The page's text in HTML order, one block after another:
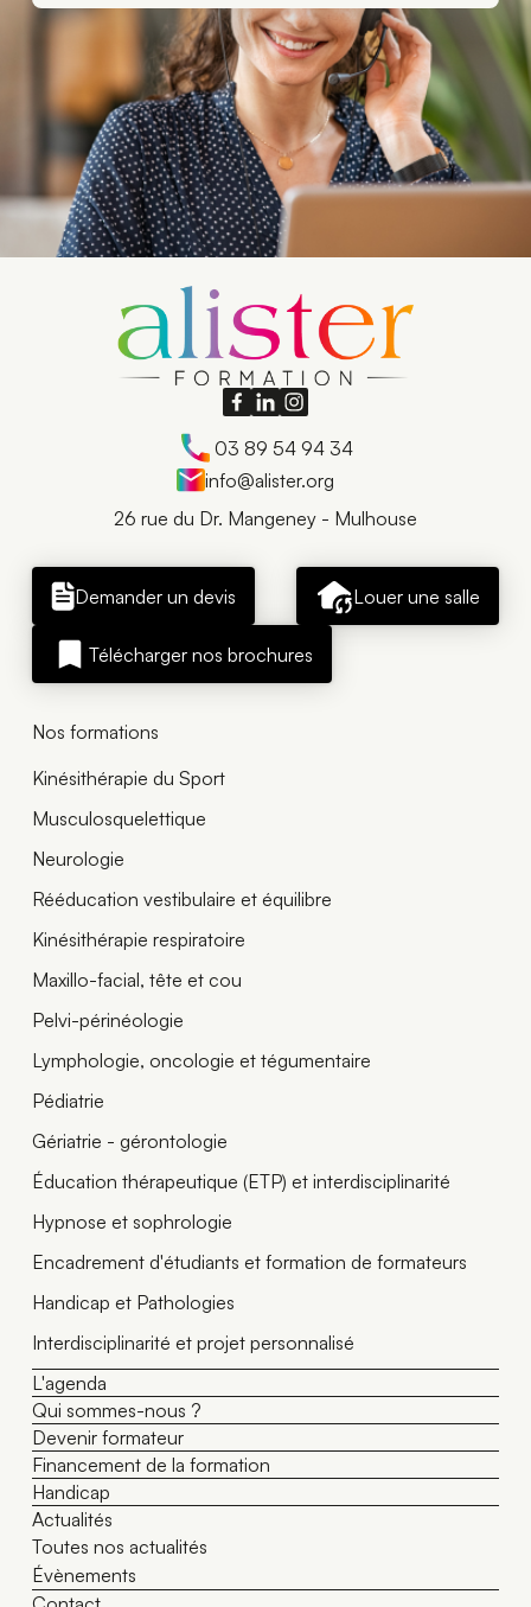
03 89 54 94 34
info@alister.org
26 rue du Dr. Mangeney - Mulhouse
Demander un devis Louer une salle
Télécharger nos brochures
Nos formations
Kinésithérapie du Sport
Musculosquelettique
Neurologie
Rééducation vestibulaire et équilibre
Kinésithérapie respiratoire
Maxillo-facial, tête et cou
Pelvi-périnéologie
Lymphologie, oncologie et tégumentaire
Pédiatrie
Gériatrie - gérontologie
Éducation thérapeutique (ETP) et interdisciplinarité
Hypnose et sophrologie
Encadrement d'étudiants et formation de formateurs
Handicap et Pathologies
Interdisciplinarité et projet personnalisé
L'agenda
Qui sommes-nous ?
Devenir formateur
Financement de la formation
Handicap
Actualités
Toutes nos actualités
Évènements